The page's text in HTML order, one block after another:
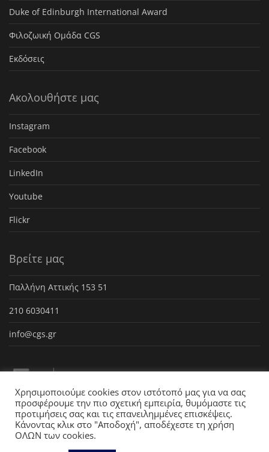
Duke of Edinburgh International Award
Φιλοζωική Ομάδα CGS
Εκδόσεις
Ακολουθήστε μας
Instagram
Facebook
LinkedIn
Youtube
Flickr
Βρείτε μας
Παλλήνη Αττικής 153 51
210 6030411
info@cgs.gr
Χρησιμοποιούμε cookies στον ιστότοπό μας για να σας
προσφέρουμε την πιο σχετική εμπειρία, θυμόμαστε τις
προτιμήσεις σας και τις επανειλημμένες επισκέψεις.
Κάνοντας κλικ στο "Αποδοχή", αποδέχεστε τη χρήση
ΟΛΩΝ των cookies.